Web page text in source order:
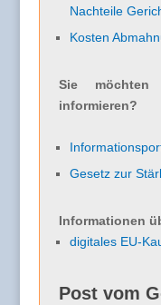
Nachteile
Kosten
Sie möchten
informieren?
Gesetz zur
Informationen
digitales EU-
Post vom